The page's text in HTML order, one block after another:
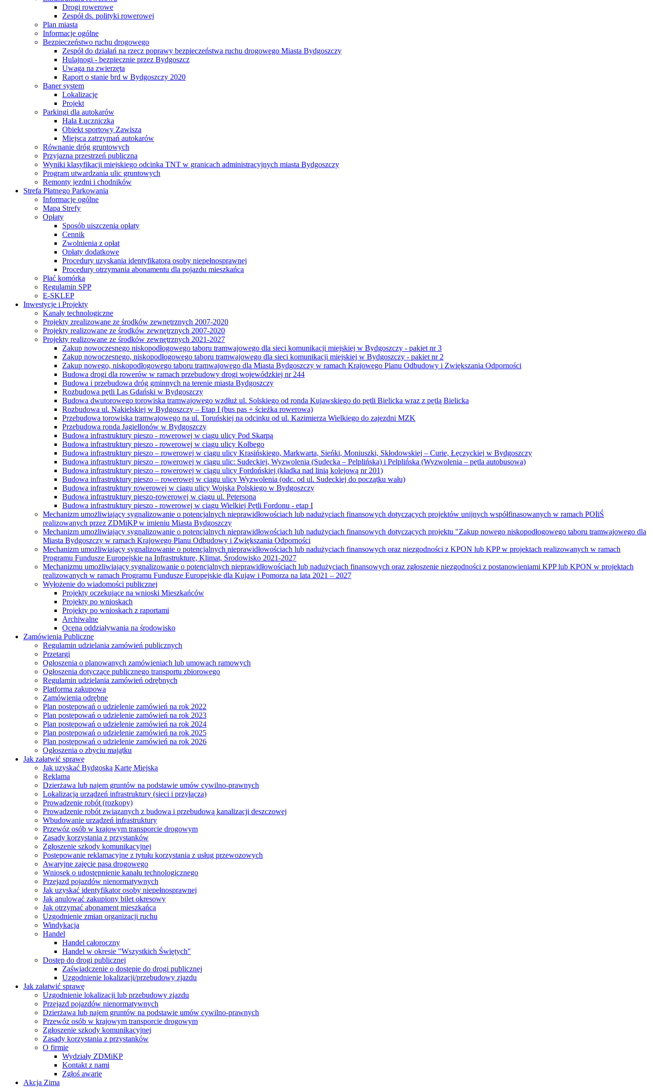
Drogi rowerowe
Zespół ds. polityki rowerowej
Plan miasta
Informacje ogólne
Bezpieczeństwo ruchu drogowego
Zespół do działań na rzecz poprawy bezpieczeństwa ruchu drogowego Miasta Bydgoszczy
Hulajnogi - bezpiecznie przez Bydgoszcz
Uwaga na zwierzęta
Raport o stanie brd w Bydgoszczy 2020
Baner system
Lokalizacje
Projekt
Parkingi dla autokarów
Hala Łuczniczka
Obiekt sportowy Zawisza
Miejsca zatrzymań autokarów
Równanie dróg gruntowych
Przyjazna przestrzeń publiczna
Wyniki klasyfikacji miejskiego odcinka TNT w granicach administracyjnych miasta Bydgoszczy
Program utwardzania ulic gruntowych
Remonty jezdni i chodników
Strefa Płatnego Parkowania
Informacje ogólne
Mapa Strefy
Opłaty
Sposób uiszczenia opłaty
Cennik
Zwolnienia z opłat
Opłaty dodatkowe
Procedury uzyskania identyfikatora osoby niepełnosprawnej
Procedury otrzymania abonamentu dla pojazdu mieszkańca
Płać komórką
Regulamin SPP
E-SKLEP
Inwestycje i Projekty
Kanały technologiczne
Projekty zrealizowane ze środków zewnętrznych 2007-2020
Projekty realizowane ze środków zewnętrznych 2007-2020
Projekty realizowane ze środków zewnętrznych 2021-2027
Zakup nowoczesnego niskopodłogowego taboru tramwajowego dla sieci komunikacji miejskiej w Bydgoszczy - pakiet nr 3
Zakup nowoczesnego, niskopodłogowego taboru tramwajowego dla sieci komunikacji miejskiej w Bydgoszczy - pakiet nr 2
Zakup nowego, niskopodłogowego taboru tramwajowego dla Miasta Bydgoszczy w ramach Krajowego Planu Odbudowy i Zwiększania Odporności
Budowa drogi dla rowerów w ramach przebudowy drogi wojewódzkiej nr 244
Budowa i przebudowa dróg gminnych na terenie miasta Bydgoszczy
Rozbudowa pętli Las Gdański w Bydgoszczy
Budowa dwutorowego torowiska tramwajowego wzdłuż ul. Solskiego od ronda Kujawskiego do pętli Bielicka wraz z pętlą Bielicka
Rozbudowa ul. Nakielskiej w Bydgoszczy – Etap I (bus pas + ścieżka rowerowa)
Przebudowa torowiska tramwajowego na ul. Toruńskiej na odcinku od ul. Kazimierza Wielkiego do zajezdni MZK
Przebudowa ronda Jagiellonów w Bydgoszczy
Budowa infrastruktury pieszo - rowerowej w ciągu ulicy Pod Skarpą
Budowa infrastruktury pieszo - rowerowej w ciągu ulicy Kolbego
Budowa infrastruktury pieszo – rowerowej w ciągu ulicy Krasińskiego, Markwarta, Sieńki, Moniuszki, Skłodowskiej – Curie, Łęczyckiej w Bydgoszczy
Budowa infrastruktury pieszo – rowerowej w ciągu ulic: Sudeckiej, Wyzwolenia (Sudecka – Pelplińska) i Pelplińska (Wyzwolenia – pętla autobusowa)
Budowa infrastruktury pieszo – rowerowej w ciągu ulicy Fordońskiej (kładka nad linią kolejową nr 201)
Budowa infrastruktury pieszo – rowerowej w ciągu ulicy Wyzwolenia (odc. od ul. Sudeckiej do początku wału)
Budowa infrastruktury rowerowej w ciągu ulicy Wojska Polskiego w Bydgoszczy
Budowa infrastruktury pieszo-rowerowej w ciągu ul. Petersona
Budowa infrastruktury pieszo - rowerowej w ciągu Wielkiej Pętli Fordonu - etap I
Mechanizm umożliwiający sygnalizowanie o potencjalnych nieprawidłowościach lub nadużyciach finansowych dotyczących projektów unijnych współfinasowanych w ramach POIiŚ
realizowanych przez ZDMiKP w imieniu Miasta Bydgoszczy
Mechanizm umożliwiający sygnalizowanie o potencjalnych nieprawidłowościach lub nadużyciach finansowych dotyczących projektu "Zakup nowego niskopodłogowego taboru tramwajowego dla
Miasta Bydgoszczy w ramach Krajowego Planu Odbudowy i Zwiększania Odporności
Mechanizm umożliwiający sygnalizowanie o potencjalnych nieprawidłowościach lub nadużyciach finansowych oraz niezgodności z KPON lub KPP w projektach realizowanych w ramach
Programu Fundusze Europejskie na Infrastrukturę, Klimat, Środowisko 2021-2027
Mechanizmu umożliwiający sygnalizowanie o potencjalnych nieprawidłowościach lub nadużyciach finansowych oraz zgłoszenie niezgodności z postanowieniami KPP lub KPON w projektach
realizowanych w ramach Programu Fundusze Europejskie dla Kujaw i Pomorza na lata 2021 – 2027
Wyłożenie do wiadomości publicznej
Projekty oczekujące na wnioski Mieszkańców
Projekty po wnioskach
Projekty po wnioskach z raportami
Archiwalne
Ocena oddziaływania na środowisko
Zamówienia Publiczne
Regulamin udzielania zamówień publicznych
Przetargi
Ogłoszenia o planowanych zamówieniach lub umowach ramowych
Ogłoszenia dotyczące publicznego transportu zbiorowego
Regulamin udzielania zamówień odrębnych
Platforma zakupowa
Zamówienia odrębne
Plan postępowań o udzielenie zamówień na rok 2022
Plan postępowań o udzielenie zamówień na rok 2023
Plan postępowań o udzielenie zamówień na rok 2024
Plan postępowań o udzielenie zamówień na rok 2025
Plan postępowań o udzielenie zamówień na rok 2026
Ogłoszenia o zbyciu majątku
Jak załatwić sprawę
Jak uzyskać Bydgoską Kartę Miejską
Reklama
Dzierżawa lub najem gruntów na podstawie umów cywilno-prawnych
Lokalizacja urządzeń infrastruktury (sieci i przyłącza)
Prowadzenie robót (rozkopy)
Prowadzenie robót związanych z budowa i przebudową kanalizacji deszczowej
Wbudowanie urządzeń infrastruktury
Przewóz osób w krajowym transporcie drogowym
Zasady korzystania z przystanków
Zgłoszenie szkody komunikacyjnej
Postępowanie reklamacyjne z tytułu korzystania z usług przewozowych
Awaryjne zajęcie pasa drogowego
Wniosek o udostępnienie kanału technologicznego
Przejazd pojazdów nienormatywnych
Jak uzyskać identyfikator osoby niepełnosprawnej
Jak anulować zakupiony bilet okresowy
Jak otrzymać abonament mieszkańca
Uzgodnienie zmian organizacji ruchu
Windykacja
Handel
Handel całoroczny
Handel w okresie "Wszystkich Świętych"
Dostęp do drogi publicznej
Zaświadczenie o dostępie do drogi publicznej
Uzgodnienie lokalizacji/przebudowy zjazdu
Jak załatwić sprawę
Uzgodnienie lokalizacji lub przebudowy zjazdu
Przejazd pojazdów nienormatywnych
Dzierżawa lub najem gruntów na podstawie umów cywilno-prawnych
Przewóz osób w krajowym transporcie drogowym
Zgłoszenie szkody komunikacyjnej
Zasady korzystania z przystanków
O firmie
Wydziały ZDMiKP
Kontakt z nami
Zgłoś awarię
Akcja Zima